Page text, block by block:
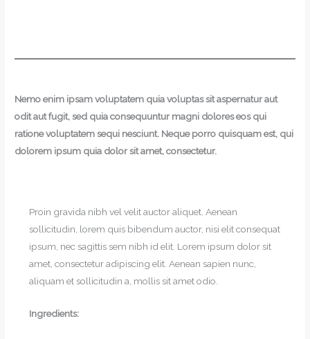
Nemo enim ipsam voluptatem quia voluptas sit aspernatur aut
odit aut fugit, sed quia consequuntur magni dolores eos qui
ratione voluptatem sequi nesciunt. Neque porro quisquam est, qui
dolorem ipsum quia dolor sit amet, consectetur.
Proin gravida nibh vel velit auctor aliquet. Aenean
sollicitudin, lorem quis bibendum auctor, nisi elit consequat
ipsum, nec sagittis sem nibh id elit. Lorem ipsum dolor sit
amet, consectetur adipiscing elit. Aenean sapien nunc,
aliquam et sollicitudin a, mollis sit amet odio.
Ingredients: